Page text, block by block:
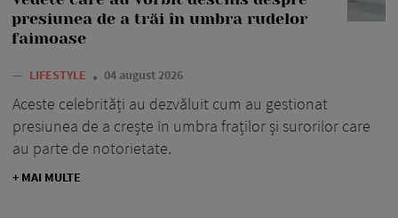
presiunea de a trăi în umbra rudelor
faimoase
— LIFESTYLE 04 august 2026
Aceste celebrități au dezvăluit cum au gestionat
presiunea de a crește în umbra fraților și surorilor care
au parte de notorietate.
+ MAI MULTE